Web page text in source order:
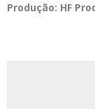
Produção: HF